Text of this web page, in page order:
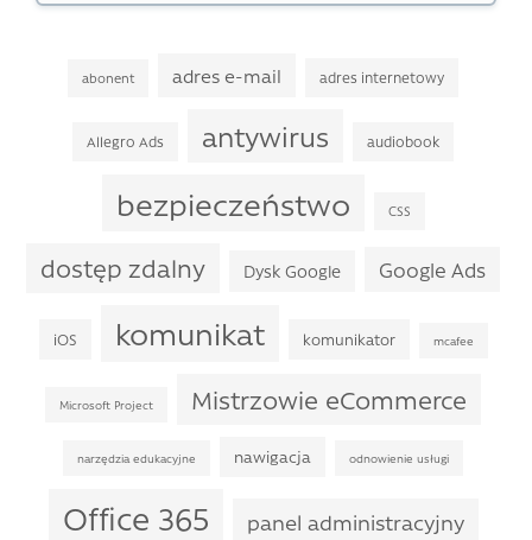
abonent adres e-mail adres internetowy
Allegro Ads antywirus audiobook
bezpieczeństwo CSS
dostęp zdalny Dysk Google Google Ads
iOS komunikat komunikator mcafee
Microsoft Project Mistrzowie eCommerce
narzędzia edukacyjne nawigacja odnowienie usługi
Office 365 panel administracyjny